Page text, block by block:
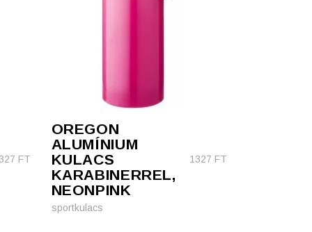
FT
OREGON
ALUMÍNIUM
KULACS
KARABINERREL,
NEONPINK
1327 FT
sportkulacs